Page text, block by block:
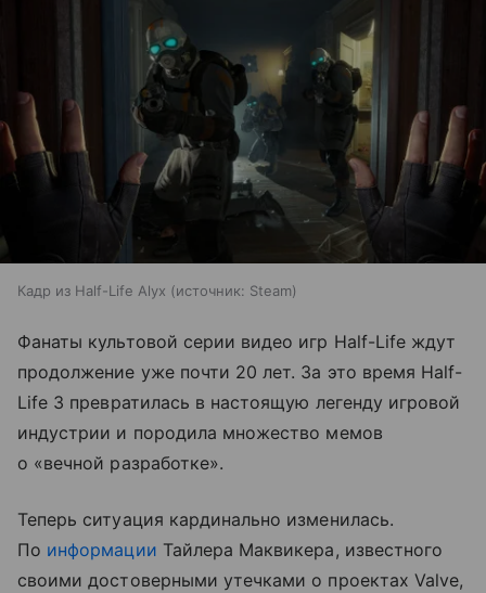
Кадр из Half-Life Alyx источник: Steam
Фанаты культовой серии видео игр Half-Life ждут
продолжение уже почти 20 лет. За это время Half-
Life 3 превратилась в настоящую легенду игровой
индустрии и породила множество мемов
о «вечной разработке».
Теперь ситуация кардинально изменилась.
По информации Тайлера Маквикера, известного
своими достоверными утечками о проектах Valve,